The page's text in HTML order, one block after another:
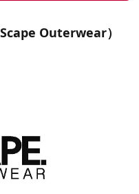
Outerwear）